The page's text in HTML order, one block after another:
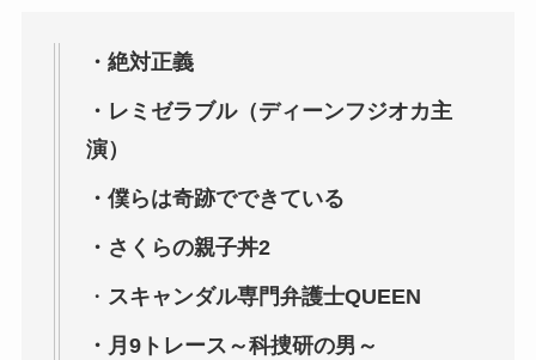
・絶対正義
・レミゼラブル（ディーンフジオカ主
演）
・僕らは奇跡でできている
・さくらの親子丼2
・ スキャンダル専門弁護士QUEEN
・月9トレース～科捜研の男～